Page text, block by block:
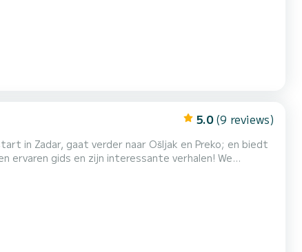
5.0 (9 reviews)
in Zadar, gaat verder naar Ošljak en Preko; en biedt
gids en zijn interessante verhalen! We
klein avontuur. We passeren het beroemde Zadar Sea
30 minuten nemen en een beetje te voet sightseein...